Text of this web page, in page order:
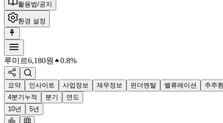
활용법/공지
환경 설정
루미르6,180원 0.8%
요약 인사이트 사업정보 재무정보 펀더멘탈 밸류에이션 주주
4분기누적
분기
연도
10년
5년